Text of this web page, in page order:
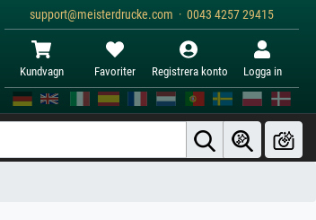
support@meisterdrucke.com · 0043 4257 29415
Kundvagn Favoriter Registrera konto Logga in